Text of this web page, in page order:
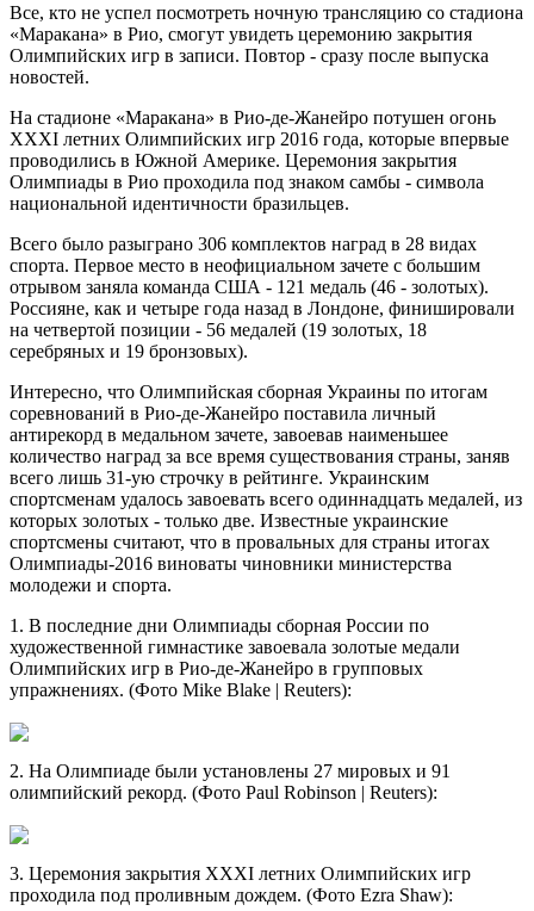
Все, кто не успел посмотреть ночную трансляцию со стадиона
«Маракана» в Рио, смогут увидеть церемонию закрытия
Олимпийских игр в записи. Повтор - сразу после выпуска
новостей.
На стадионе «Маракана» в Рио-де-Жанейро потушен огонь
XXXI летних Олимпийских игр 2016 года, которые впервые
проводились в Южной Америке. Церемония закрытия
Олимпиады в Рио проходила под знаком самбы - символа
национальной идентичности бразильцев.
Всего было разыграно 306 комплектов наград в 28 видах
спорта. Первое место в неофициальном зачете с большим
отрывом заняла команда США - 121 медаль (46 - золотых).
Россияне, как и четыре года назад в Лондоне, финишировали
на четвертой позиции - 56 медалей (19 золотых, 18
серебряных и 19 бронзовых).
Интересно, что Олимпийская сборная Украины по итогам
соревнований в Рио-де-Жанейро поставила личный
антирекорд в медальном зачете, завоевав наименьшее
количество наград за все время существования страны, заняв
всего лишь 31-ую строчку в рейтинге. Украинским
спортсменам удалось завоевать всего одиннадцать медалей, из
которых золотых - только две. Известные украинские
спортсмены считают, что в провальных для страны итогах
Олимпиады-2016 виноваты чиновники министерства
молодежи и спорта.
1. В последние дни Олимпиады сборная России по
художественной гимнастике завоевала золотые медали
Олимпийских игр в Рио-де-Жанейро в групповых
упражнениях. (Фото Mike Blake | Reuters):
2. На Олимпиаде были установлены 27 мировых и 91
олимпийский рекорд. (Фото Paul Robinson | Reuters):
3. Церемония закрытия XXXI летних Олимпийских игр
проходила под проливным дождем. (Фото Ezra Shaw):